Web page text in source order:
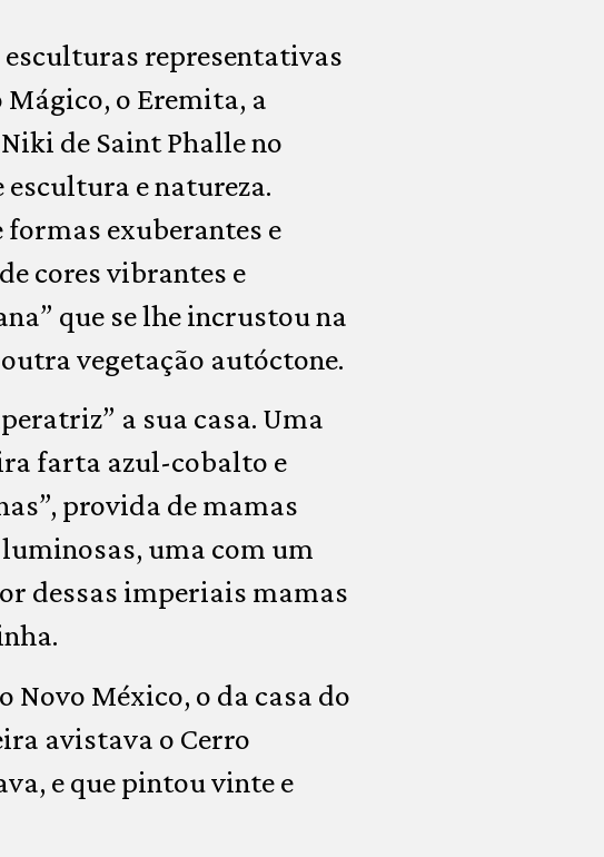
representativas
o Eremita, a
de Saint Phalle no
e natureza.
exuberantes e
cores vibrantes e
que se lhe incrustou na
vegetação autóctone.
a sua casa. Uma
farta azul-cobalto e
provida de mamas
uma com um
dessas imperiais mamas
Novo México, o da casa do
avistava o Cerro
e que pintou vinte e